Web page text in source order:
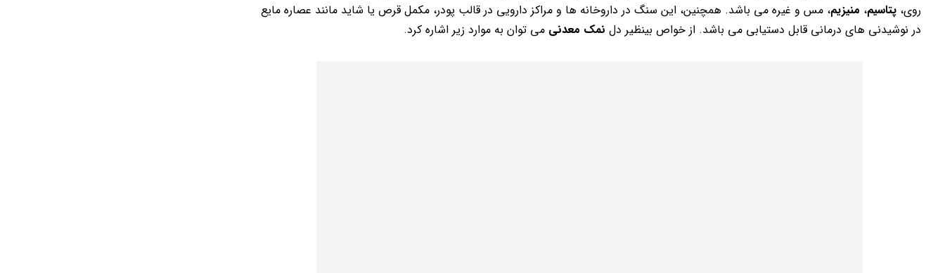
روی، پتاسیم، منیزیم، مس و غیره می باشد. همچنین، این سنگ در داروخانه ها و مراکز دارویی در قالب پودر، مکمل قرص یا شاید مانند عصاره مایع
در نوشیدنی های درمانی قابل دستیابی می باشد. از خواص بینظیر دل نمک معدنی می توان به موارد زیر اشاره کرد.